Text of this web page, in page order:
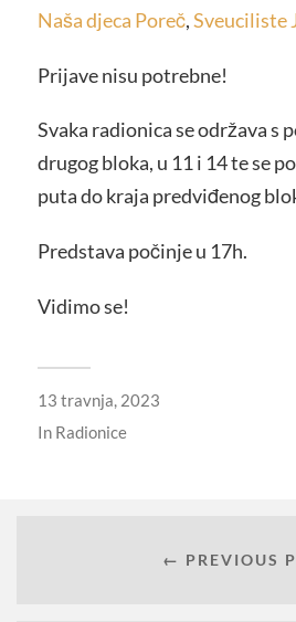
Naša djeca Poreč,Sveuciliste
Prijave nisu potrebne!
Svaka radionica se održava s
drugog bloka, u 11 i 14 te se
puta do kraja predviđenog
Predstava počinje u 17h.
Vidimo se!
13 travnja, 2023
In Radionice
← PREVIOUS